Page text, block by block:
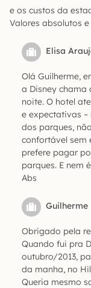
e os custos da
Valores absolutos
Elisa
Olá Guilherme,
a Disney chama
noite. O hotel
e expectativas –
dos parques,
confortável sem
prefere pagar
parques. E nem
Abs
Guilherme
Obrigado pela
Quando fui pra
outubro/2013,
da manha, no
Queria mesmo